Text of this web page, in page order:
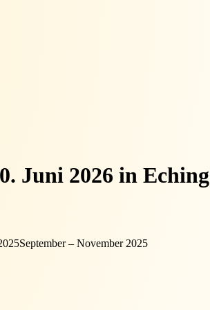
Juni 2026 in Eching
September – November 2025